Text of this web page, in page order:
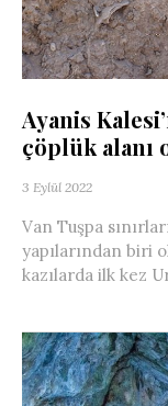
Ayanis
çöplük alanı
3 Eylül 2022
Van Tuşpa
yapılarından biri
kazılarda ilk kez